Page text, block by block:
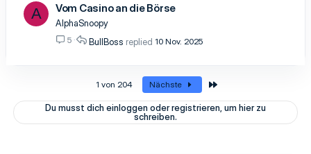
A Vom Casino an die Börse
AlphaSnoopy
5 10 Nov. 2025
BullBoss
1 von 204 Nächste
Du musst dich einloggen oder registrieren, um hier zu
schreiben.